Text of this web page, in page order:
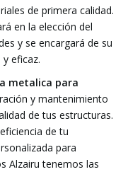
de primera calidad.
en la elección del
y se encargará de su
eficaz.
metalica para
y mantenimiento
de tus estructuras.
de tu
para
Alzairu tenemos las